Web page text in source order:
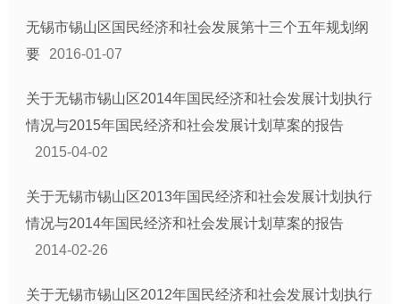
无锡市锡山区国民经济和社会发展第十三个五年规划纲
要
2016-01-07
关于无锡市锡山区2014年国民经济和社会发展计划执行
情况与2015年国民经济和社会发展计划草案的报告
2015-04-02
关于无锡市锡山区2013年国民经济和社会发展计划执行
情况与2014年国民经济和社会发展计划草案的报告
2014-02-26
关于无锡市锡山区2012年国民经济和社会发展计划执行